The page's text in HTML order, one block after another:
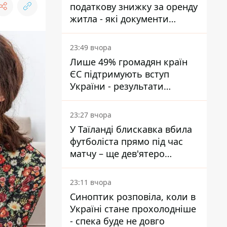
податкову знижку за оренду
житла - які документи
подати
23:49 вчора
Лише 49% громадян країн
ЄС підтримують вступ
України - результати
опитування
23:27 вчора
У Таїланді блискавка вбила
футболіста прямо під час
матчу – ще дев'ятеро
постраждали
23:11 вчора
Синоптик розповіла, коли в
Україні стане прохолодніше
- спека буде не довго